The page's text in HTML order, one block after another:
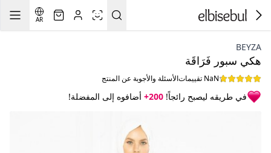
AR
BEYZA
هكي سبور فَرَاقَة
NaN تقييمات الأسئلة والأجوبة عن المنتج
في طريقه ليصبح رائجاً! 200+ أضافوه إلى المفضلة!